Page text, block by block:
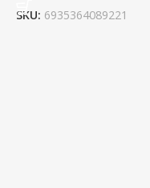
SKU: 6935364089221